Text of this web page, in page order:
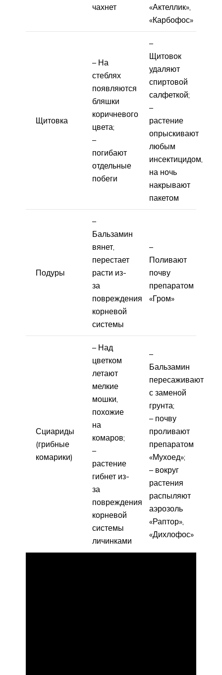
чахнет
«Актеллик»,
«Карбофос»
Щитовка
– На
стеблях
появляются
бляшки
коричневого
цвета;
–
погибают
отдельные
побеги
–
Щитовок
удаляют
спиртовой
салфеткой;
–
растение
опрыскивают
любым
инсектицидом,
на ночь
накрывают
пакетом
Подуры
–
Бальзамин
вянет,
перестает
расти из-
за
повреждения
корневой
системы
–
Поливают
почву
препаратом
«Гром»
Сциариды
(грибные
комарики)
– Над
цветком
летают
мелкие
мошки,
похожие
на
комаров;
–
растение
гибнет из-
за
повреждения
корневой
системы
личинками
–
Бальзамин
пересаживают
с заменой
грунта;
– почву
проливают
препаратом
«Мухоед»;
– вокруг
растения
распыляют
аэрозоль
«Раптор»,
«Дихлофос»